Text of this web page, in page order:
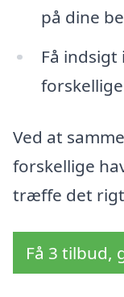
på dine
Få
Ved at
forskellige
træffe det
Få 3 tilbud,